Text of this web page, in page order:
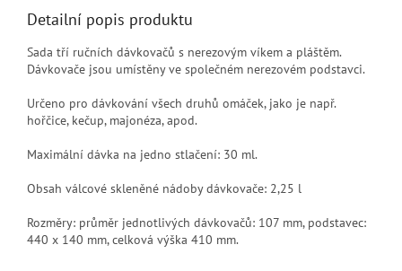
Detailní popis produktu
Sada tří ručních dávkovačů s nerezovým víkem a pláštěm.
Dávkovače jsou umístěny ve společném nerezovém podstavci.
Určeno pro dávkování všech druhů omáček, jako je např.
hořčice, kečup, majonéza, apod.
Maximální dávka na jedno stlačení: 30 ml.
Obsah válcové skleněné nádoby dávkovače: 2,25 l
Rozměry: průměr jednotlivých dávkovačů: 107 mm, podstavec:
440 x 140 mm, celková výška 410 mm.